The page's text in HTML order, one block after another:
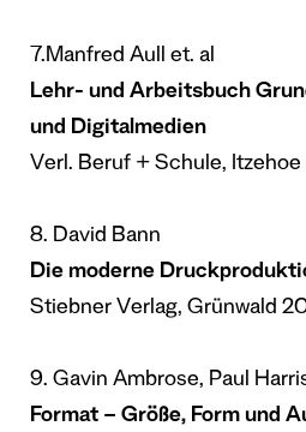
7.Manfred Aull et. al
Lehr- und Arbeitsbuch
und Digitalmedien
Verl. Beruf + Schule, Itzehoe
8. David Bann
Die moderne
Stiebner Verlag, Grünwald
9. Gavin Ambrose, Paul
Format – Größe, Form und